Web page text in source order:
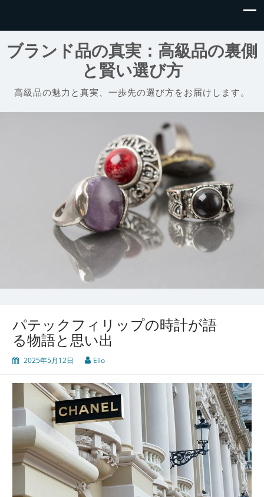
ブランド品の真実：高級品の裏側
と賢い選び方
高級品の魅力と真実、一歩先の選び方をお届けします。
パテックフィリップの時計が語
る物語と思い出
2025年5月12日 Elio